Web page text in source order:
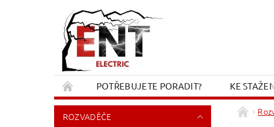
POTŘEBUJETE PORADIT? KE
REKLAMACE A VRÁCENÍ
KONTAKT
ROZVADĚČE